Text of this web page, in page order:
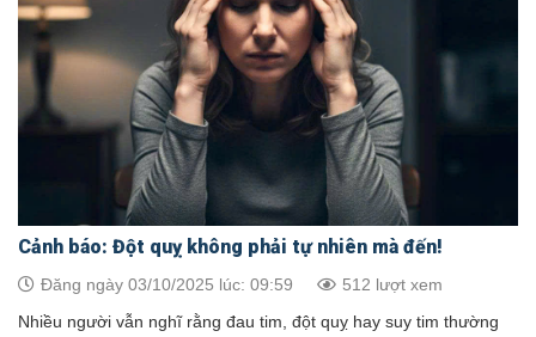
Cảnh báo: Đột quỵ không phải tự nhiên mà đến!
Đăng ngày 03/10/2025 lúc: 09:59 512 lượt xem
Nhiều người vẫn nghĩ rằng đau tim, đột quỵ hay suy tim thường